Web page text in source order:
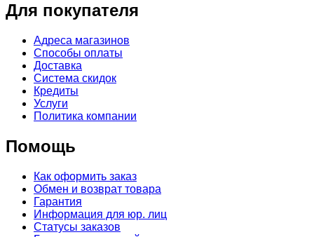
Для покупателя
Адреса магазинов
Способы оплаты
Доставка
Система скидок
Кредиты
Услуги
Политика компании
Помощь
Как оформить заказ
Обмен и возврат товара
Гарантия
Информация для юр. лиц
Статусы заказов